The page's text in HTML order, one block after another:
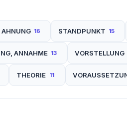
AHNUNG 16 STANDPUNKT 15
ANNAHME 13 VORSTELLUNG
THEORIE 11